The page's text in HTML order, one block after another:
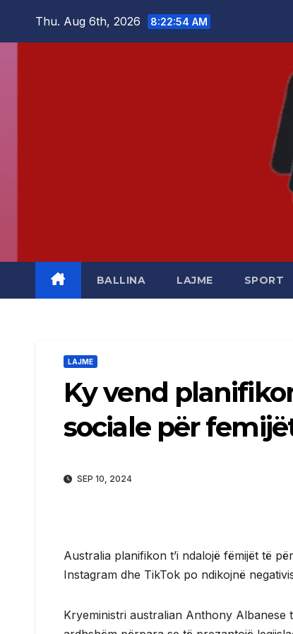
Thu. Aug 6th, 2026 8:22:55 AM
BALLINA LAJME SPORT
LAJME
Ky vend
sociale për
SEP 10, 2024
Australia planifikon t’i ndalojë fëmijët të
Instagram dhe TikTok po ndikojnë
Kryeministri australian Anthony Albanese